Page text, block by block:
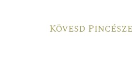
Kövesd